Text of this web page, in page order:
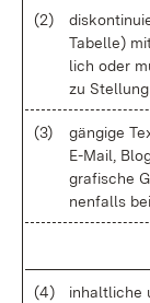
(2)
Ta­bel­le)
lich oder
zu
(3)
gän­gi­ge
E-Mail,
gra­fi­sche
nen­falls
(4)
in­halt­li­che